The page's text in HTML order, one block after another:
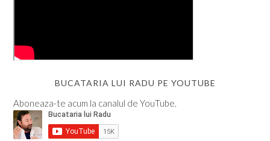
BUCATARIA LUI RADU PE YOUTUBE
Aboneaza-te acum la canalul de YouTube.